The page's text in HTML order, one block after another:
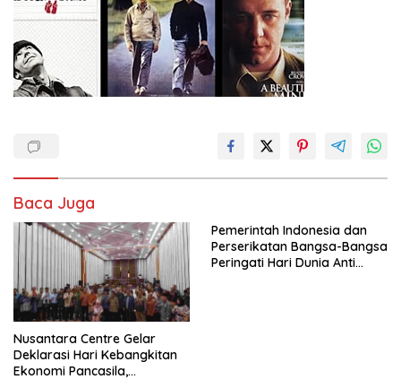
Baca Juga
Nusantara Centre Gelar
Deklarasi Hari Kebangkitan
Ekonomi Pancasila,
Pemerintah Indonesia dan
Perserikatan Bangsa-Bangsa
Peringati Hari Dunia Anti